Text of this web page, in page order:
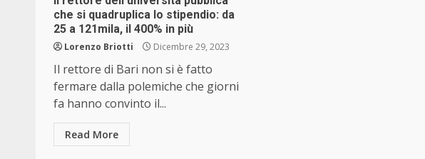
che si quadruplica lo stipendio: da
25 a 121mila, il 400% in più
Lorenzo Briotti Dicembre 29, 2023
Il rettore di Bari non si è fatto
fermare dalla polemiche che giorni
fa hanno convinto il...
Read More